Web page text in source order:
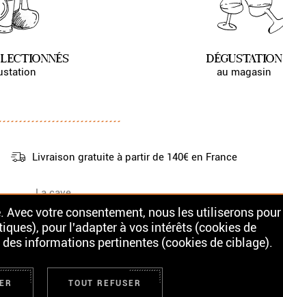
DÉGUSTATION
au magasin
Livraison gratuite à partir de 140€ en France
La cave
Contact
votre consentement, nous les utiliserons pour
pour l'adapter à vos intérêts (cookies de
informations pertinentes (cookies de ciblage).
TOUT REFUSER
LA VENTE D'ALCOOL EST INTERDITE AUX MINEURS.